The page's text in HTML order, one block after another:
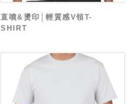
直噴&燙印│輕質感V領T-
SHIRT